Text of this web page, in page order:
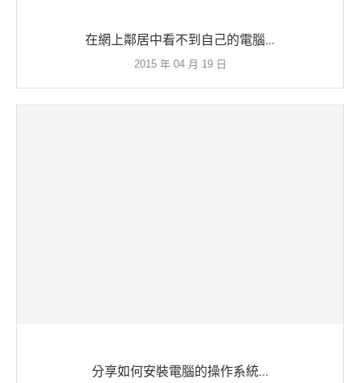
在網上鄰居中看不到自己的電腦...
2015 年 04 月 19 日
分享如何安裝電腦的操作系統...